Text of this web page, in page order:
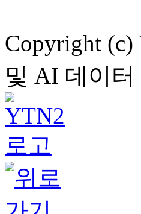
Copyright
및 AI 데이터